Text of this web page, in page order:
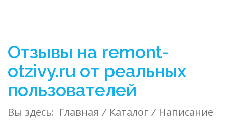
Отзывы на remont-
otzivy.ru от реальных
пользователей
Вы здесь: Главная / Каталог / Написание